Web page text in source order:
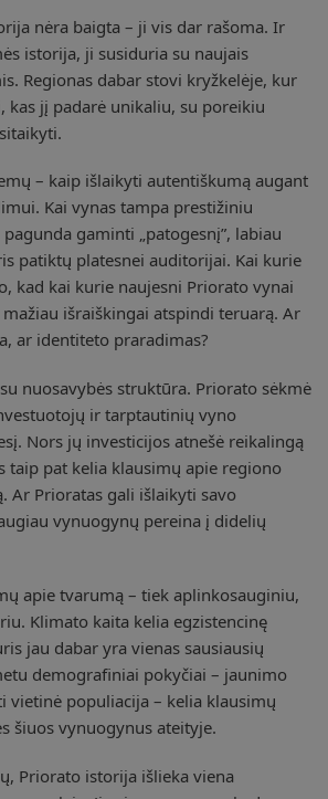
nėra baigta – ji vis dar rašoma. Ir
istorija, ji susiduria su naujais
Regionas dabar stovi kryžkelėje, kur
kas jį padarė unikaliu, su poreikiu
– kaip išlaikyti autentiškumą augant
Kai vynas tampa prestižiniu
gaminti „patogesnį”, labiau
patiktų platesnei auditorijai. Kai kurie
kad kai kurie naujesni Priorato vynai
išraiškingai atspindi teruarą. Ar
ar identiteto praradimas?
nuosavybės struktūra. Priorato sėkmė
ir tarptautinių vyno
Nors jų investicijos atnešė reikalingą
taip pat kelia klausimų apie regiono
Ar Prioratas gali išlaikyti savo
vynuogynų pereina į didelių
apie tvarumą – tiek aplinkosauginiu,
Klimato kaita kelia egzistencinę
jau dabar yra vienas sausiausių
demografiniai pokyčiai – jaunimo
vietinė populiacija – kelia klausimų
šiuos vynuogynus ateityje.
Priorato istorija išlieka viena